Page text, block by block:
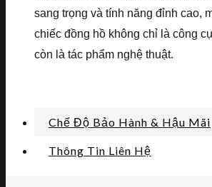
sang trọng và tính năng đỉnh cao,
chiếc đồng hồ không chỉ là công
còn là tác phẩm nghệ thuật.
Chế Độ Bảo Hành & Hậu Mãi
Thông Tin Liên Hệ